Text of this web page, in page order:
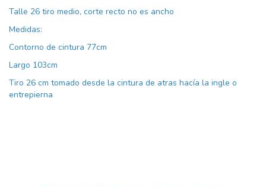
Talle 26 tiro medio, corte recto no es ancho
Medidas:
Contorno de cintura 77cm
Largo 103cm
Tiro 26 cm tomado desde la cintura de atras hacía la ingle o
entrepierna